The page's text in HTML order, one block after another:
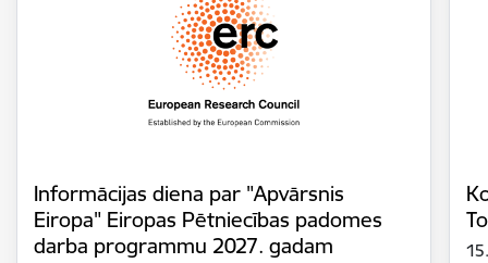
Informācijas diena par "Apvārsnis
Eiropa" Eiropas Pētniecības padomes
darba programmu 2027. gadam